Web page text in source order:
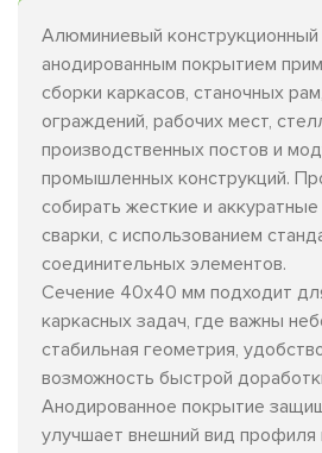
Алюминиевый
анодированным покрытием
сборки каркасов, станочных
ограждений, рабочих мест,
производственных постов и
промышленных конструкций.
собирать жесткие и
сварки, с использованием
соединительных элементов.
Сечение 40х40 мм подходит
каркасных задач, где важны
стабильная геометрия,
возможность быстрой
Анодированное покрытие
улучшает внешний вид